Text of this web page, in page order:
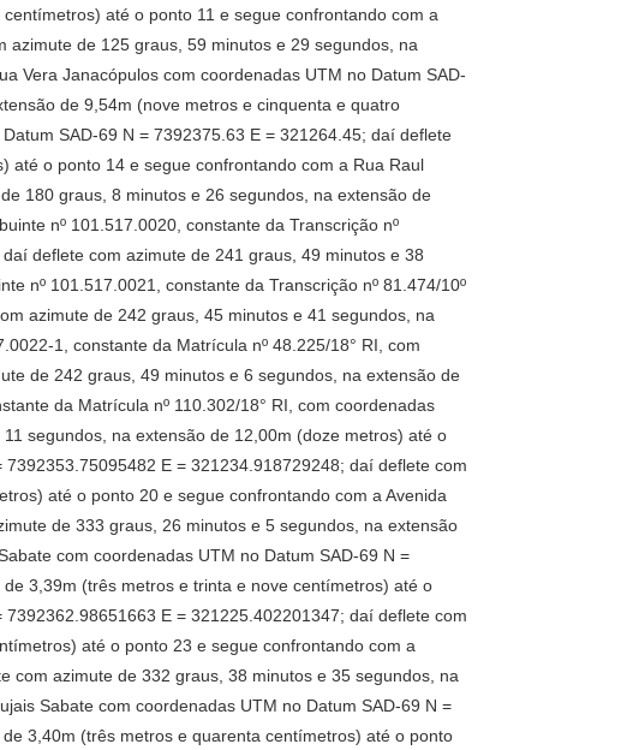
até o ponto 11 e segue confrontando com a
de 125 graus, 59 minutos e 29 segundos, na
Vera Janacópulos com coordenadas UTM no Datum SAD-
de 9,54m (nove metros e cinquenta e quatro
SAD-69 N = 7392375.63 E = 321264.45; daí deflete
até o ponto 14 e segue confrontando com a Rua Raul
180 graus, 8 minutos e 26 segundos, na extensão de
nº 101.517.0020, constante da Transcrição nº
deflete com azimute de 241 graus, 49 minutos e 38
nº 101.517.0021, constante da Transcrição nº 81.474/10º
azimute de 242 graus, 45 minutos e 41 segundos, na
1, constante da Matrícula nº 48.225/18° RI, com
de 242 graus, 49 minutos e 6 segundos, na extensão de
da Matrícula nº 110.302/18° RI, com coordenadas
segundos, na extensão de 12,00m (doze metros) até o
E = 321234.918729248; daí deflete com
até o ponto 20 e segue confrontando com a Avenida
de 333 graus, 26 minutos e 5 segundos, na extensão
com coordenadas UTM no Datum SAD-69 N =
3,39m (três metros e trinta e nove centímetros) até o
E = 321225.402201347; daí deflete com
até o ponto 23 e segue confrontando com a
com azimute de 332 graus, 38 minutos e 35 segundos, na
Sabate com coordenadas UTM no Datum SAD-69 N =
3,40m (três metros e quarenta centímetros) até o ponto